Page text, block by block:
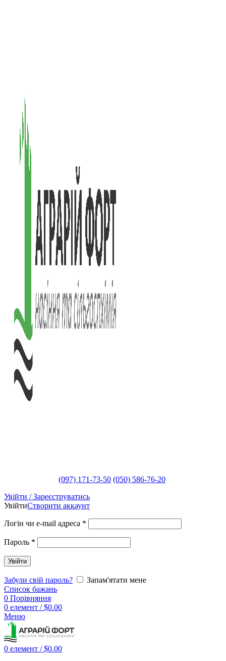
(097) 171-73-50 (050) 586-76-20
Увійти / Зареєструватись
УвійтиСтворити аккаунт
Логін чи e-mail адреса *
Пароль *
Увійти
Забули свій пароль?
Запам'ятати мене
Список бажань
0 Порівняння
0 елемент / $0.00
Меню
0 елемент / $0.00